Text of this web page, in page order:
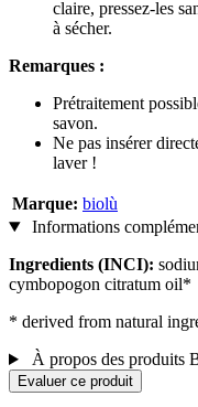
claire, pressez-les
à sécher.
Remarques :
Prétraitement
savon.
Ne pas insérer
laver !
Marque: biolù
Informations
Ingredients (INCI):
cymbopogon citratum oil*
* derived from natural
À propos des produits
Evaluer ce produit